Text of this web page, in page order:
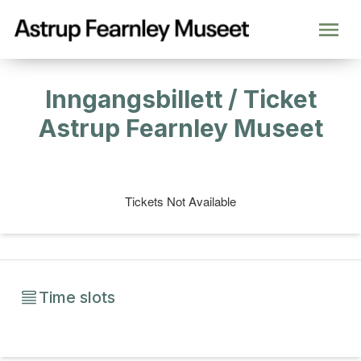
Inngangsbillett / Ticket
Astrup Fearnley Museet
Tickets Not Available
Time slots